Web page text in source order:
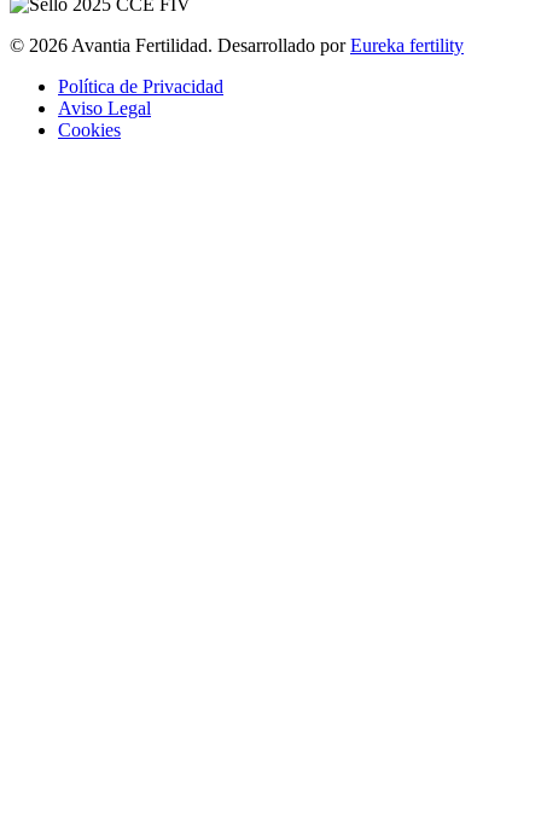
© 2026 Avantia Fertilidad. Desarrollado porEureka fertility
Política de Privacidad
Aviso Legal
Cookies